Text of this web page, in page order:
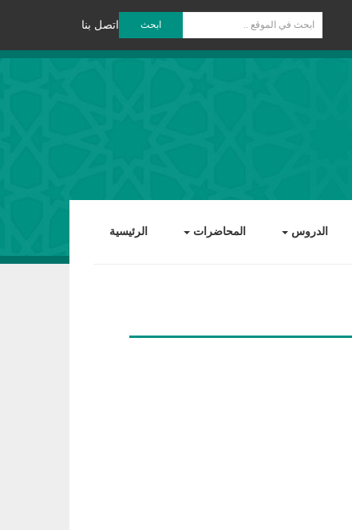
اتصل بنا ابحث
الرئيسية المحاضرات الدروس